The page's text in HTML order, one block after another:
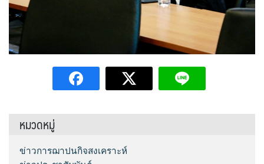
หมวดหมู่
ข่าวการฌาปนกิจสงเคราะห์